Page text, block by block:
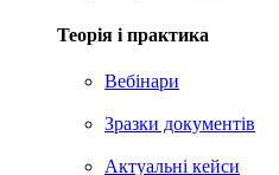
Теорія i практика
Вебінари
Зразки документів
Актуальні кейси